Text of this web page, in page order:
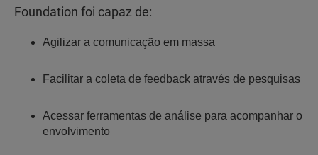
Foundation foi capaz de:
Agilizar a comunicação em massa
Facilitar a coleta de feedback através de pesquisas
Acessar ferramentas de análise para acompanhar o
envolvimento